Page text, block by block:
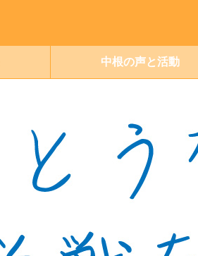
中根の声と活動